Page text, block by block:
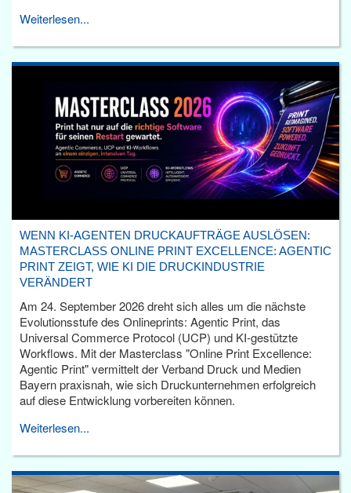
Weiterlesen...
WENN KI-AGENTEN DRUCKAUFTRÄGE AUSLÖSEN:
MASTERCLASS ONLINE PRINT EXCELLENCE: AGENTIC
PRINT ZEIGT, WIE KI DIE DRUCKINDUSTRIE
VERÄNDERT
Am 24. September 2026 dreht sich alles um die nächste
Evolutionsstufe des Onlineprints: Agentic Print, das
Universal Commerce Protocol (UCP) und KI-gestützte
Workflows. Mit der Masterclass "Online Print Excellence:
Agentic Print" vermittelt der Verband Druck und Medien
Bayern praxisnah, wie sich Druckunternehmen erfolgreich
auf diese Entwicklung vorbereiten können.
Weiterlesen...